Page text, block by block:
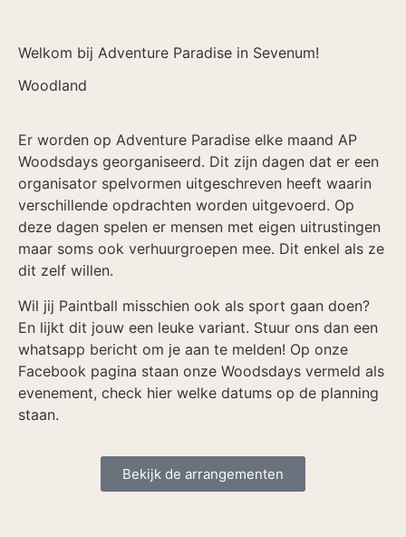
Welkom bij Adventure Paradise in Sevenum!
Woodland
Er worden op Adventure Paradise elke maand AP
Woodsdays georganiseerd. Dit zijn dagen dat er een
organisator spelvormen uitgeschreven heeft waarin
verschillende opdrachten worden uitgevoerd. Op
deze dagen spelen er mensen met eigen uitrustingen
maar soms ook verhuurgroepen mee. Dit enkel als ze
dit zelf willen.
Wil jij Paintball misschien ook als sport gaan doen?
En lijkt dit jouw een leuke variant. Stuur ons dan een
whatsapp bericht om je aan te melden! Op onze
Facebook pagina staan onze Woodsdays vermeld als
evenement, check hier welke datums op de planning
staan.
Bekijk de arrangementen